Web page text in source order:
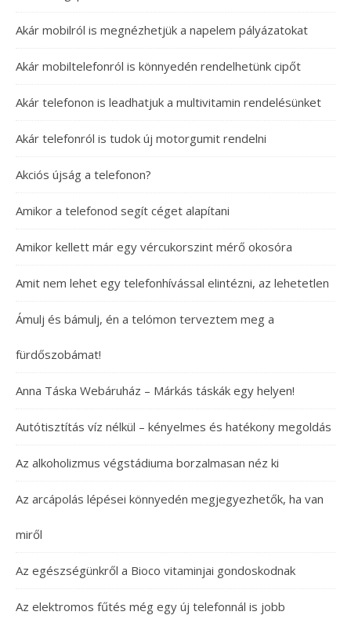
Akár mobilról is megnézhetjük a napelem pályázatokat
Akár mobiltelefonról is könnyedén rendelhetünk cipőt
Akár telefonon is leadhatjuk a multivitamin rendelésünket
Akár telefonról is tudok új motorgumit rendelni
Akciós újság a telefonon?
Amikor a telefonod segít céget alapítani
Amikor kellett már egy vércukorszint mérő okosóra
Amit nem lehet egy telefonhívással elintézni, az lehetetlen
Ámulj és bámulj, én a telómon terveztem meg a
fürdőszobámat!
Anna Táska Webáruház – Márkás táskák egy helyen!
Autótisztítás víz nélkül – kényelmes és hatékony megoldás
Az alkoholizmus végstádiuma borzalmasan néz ki
Az arcápolás lépései könnyedén megjegyezhetők, ha van
miről
Az egészségünkről a Bioco vitaminjai gondoskodnak
Az elektromos fűtés még egy új telefonnál is jobb